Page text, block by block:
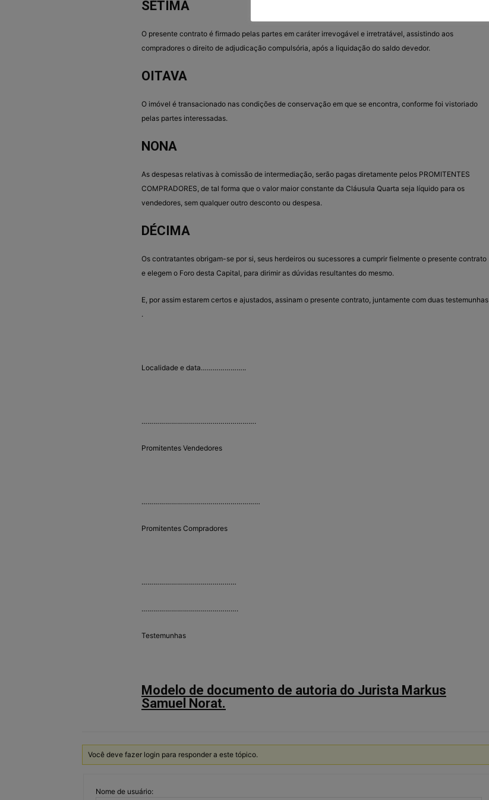
SÉTIMA
O presente contrato é firmado pelas partes em caráter irrevogável e irretratável, assistindo aos
compradores o direito de adjudicação compulsória, após a liquidação do saldo devedor.
OITAVA
O imóvel é transacionado nas condições de conservação em que se encontra, conforme foi vistoriado
pelas partes interessadas.
NONA
As despesas relativas à comissão de intermediação, serão pagas diretamente pelos PROMITENTES
COMPRADORES, de tal forma que o valor maior constante da Cláusula Quarta seja líquido para os
vendedores, sem qualquer outro desconto ou despesa.
DÉCIMA
Os contratantes obrigam-se por si, seus herdeiros ou sucessores a cumprir fielmente o presente contrato
e elegem o Foro desta Capital, para dirimir as dúvidas resultantes do mesmo.
E, por assim estarem certos e ajustados, assinam o presente contrato, juntamente com duas testemunhas
.
Localidade e data…………………..
………………………………………………….
Promitentes Vendedores
……………………………………………………
Promitentes Compradores
…………………………………………
………………………………………….
Testemunhas
Modelo de documento de autoria do Jurista Markus
Samuel Norat.
Você deve fazer login para responder a este tópico.
Nome de usuário: